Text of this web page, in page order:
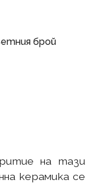
брой
на тази
керамика се